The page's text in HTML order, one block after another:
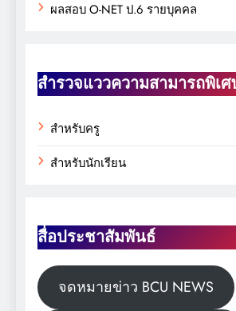
ผลสอบ O-NET ป.6 รายบุคคล
สำรวจแววความสามารถพิเ
สำหรับครู
สำหรับนักเรียน
สื่อประชาสัมพันธ์
จดหมายข่าว BCU NEWS